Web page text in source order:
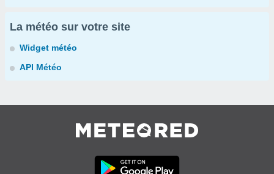
La météo sur votre site
Widget météo
API Météo